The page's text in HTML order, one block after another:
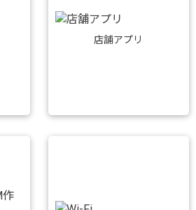
店舗アプリ